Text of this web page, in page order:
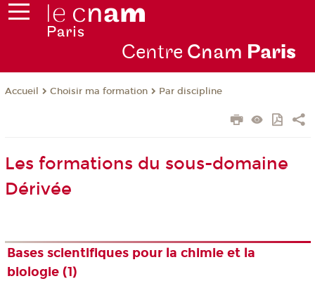
Centre Cnam Paris
Accueil Choisir ma formation Par discipline
Les formations du sous-domaine
Dérivée
Bases scientifiques pour la chimie et la
biologie (1)